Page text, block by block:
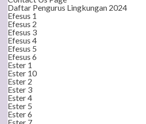
Daftar Pengurus Lingkungan 2024
Efesus 1
Efesus 2
Efesus 3
Efesus 4
Efesus 5
Efesus 6
Ester 1
Ester 10
Ester 2
Ester 3
Ester 4
Ester 5
Ester 6